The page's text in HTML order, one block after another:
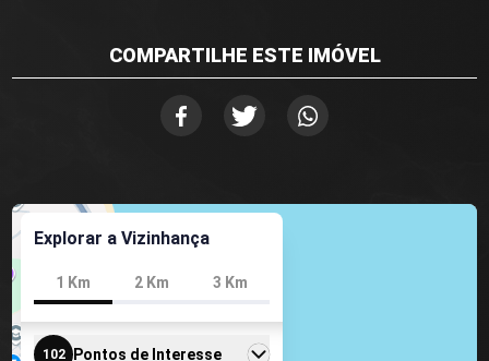
COMPARTILHE ESTE IMÓVEL